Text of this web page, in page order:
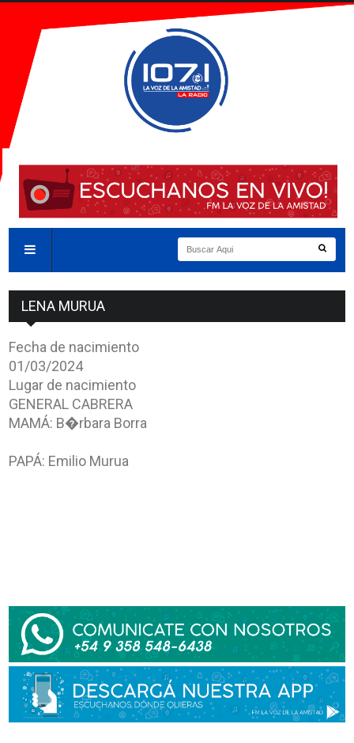
LENA MURUA
Fecha de nacimiento
01/03/2024
Lugar de nacimiento
GENERAL CABRERA
MAMÁ: B�rbara Borra
PAPÁ: Emilio Murua